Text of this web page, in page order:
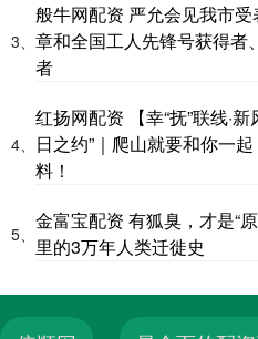
3、
般牛网配资 严允会见我市
章和全国工人先锋号获得者
者
4、
红扬网配资 【幸“抚”联线·新
日之约”｜爬山就要和你一
料！
5、
金富宝配资 有狐臭，才是“
里的3万年人类迁徙史